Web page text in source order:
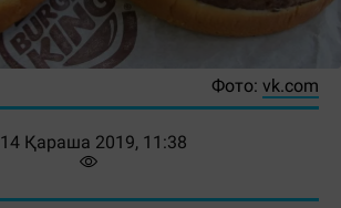
Фото: vk.com
14 Қараша 2019, 11:38